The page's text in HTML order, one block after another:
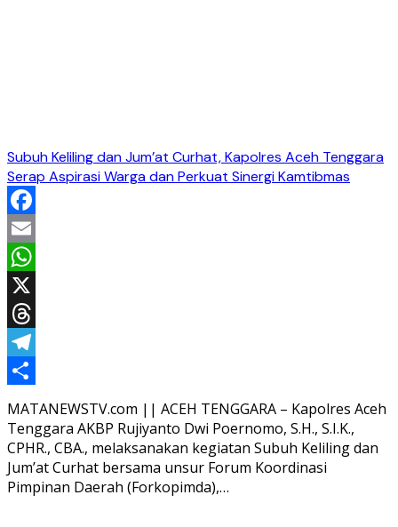
Subuh Keliling dan Jum’at Curhat, Kapolres Aceh Tenggara
Serap Aspirasi Warga dan Perkuat Sinergi Kamtibmas
Facebook
Email
WhatsApp
X
Threads
Telegram
Share
MATANEWSTV.com || ACEH TENGGARA – Kapolres Aceh
Tenggara AKBP Rujiyanto Dwi Poernomo, S.H., S.I.K.,
CPHR., CBA., melaksanakan kegiatan Subuh Keliling dan
Jum’at Curhat bersama unsur Forum Koordinasi
Pimpinan Daerah (Forkopimda),…